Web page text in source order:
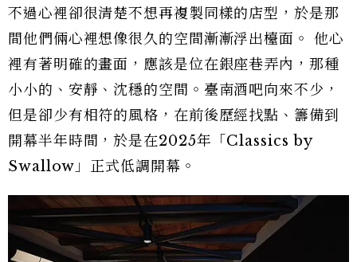
不過心裡卻很清楚不想再複製同樣的店型，於是那
間他們倆心裡想像很久的空間漸漸浮出檯面。 他心
裡有著明確的畫面，應該是位在銀座巷弄內，那種
小小的、安靜、沈穩的空間。臺南酒吧向來不少，
但是卻少有相符的風格，在前後歷經找點、籌備到
開幕半年時間，於是在2025年「Classics by
Swallow」正式低調開幕。